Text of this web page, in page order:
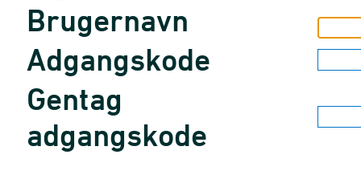
Brugernavn
Adgangskode
Gentag
adgangskode